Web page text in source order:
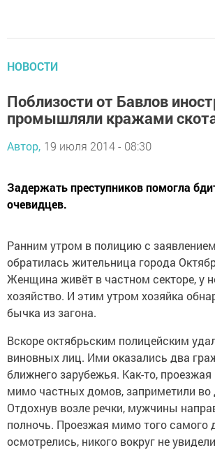
НОВОСТИ
Поблизости от Бавлов
промышляли кражами
Автор, 19 июля 2014 - 08:30
Задержать преступников помогла
очевидцев.
Ранним утром в полицию с
обратилась жительница города
Женщина живёт в частном секторе, у
хозяйство. И этим утром хозяйка
бычка из загона.
Вскоре октябрьским полицейским
виновных лиц. Ими оказались два
ближнего зарубежья. Как-то, проезжая
мимо частных домов, заприметили во
Отдохнув возле речки, мужчины
полночь. Проезжая мимо того
осмотрелись, никого вокруг не